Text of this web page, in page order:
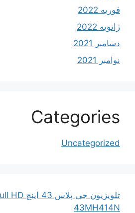
فوریه 2022
ژانویه 2022
دسامبر 2021
نوامبر 2021
Categories
Uncategorized
43MH414N